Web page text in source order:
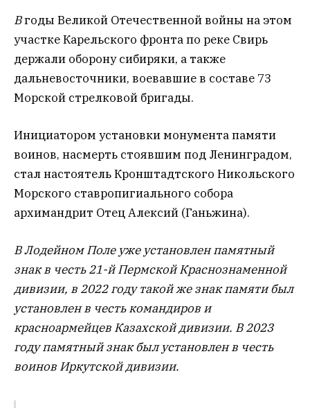
Вгоды Великой Отечественной войны на этом
участке Карельского фронта по реке Свирь
держали оборону сибиряки, а также
дальневосточники, воевавшие в составе 73
Морской стрелковой бригады.
Инициатором установки монумента памяти
воинов, насмерть стоявшим под Ленинградом,
стал настоятель Кронштадтского Никольского
Морского ставропигиального собора
архимандрит Отец Алексий (Ганьжина).
В Лодейном Поле уже установлен памятный
знак в честь 21-й Пермской Краснознаменной
дивизии, в 2022 году такой же знак памяти был
установлен в честь командиров и
красноармейцев Казахской дивизии. В 2023
году памятный знак был установлен в честь
воинов Иркутской дивизии.